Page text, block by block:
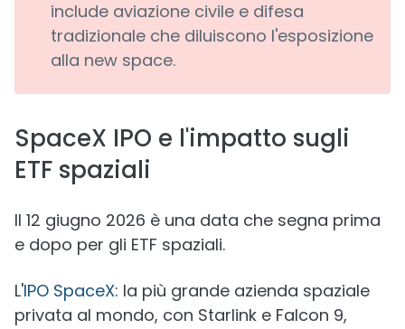
include aviazione civile e difesa
tradizionale che diluiscono l'esposizione
alla new space.
SpaceX IPO e l'impatto sugli
ETF spaziali
Il 12 giugno 2026 è una data che segna prima
e dopo per gli ETF spaziali.
L'IPO SpaceX: la più grande azienda spaziale
privata al mondo, con Starlink e Falcon 9,